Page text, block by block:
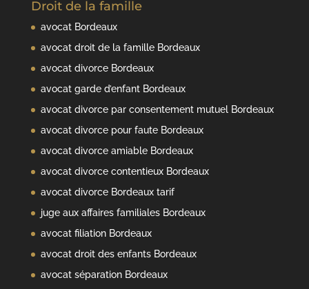
Droit de la famille
avocat Bordeaux
avocat droit de la famille Bordeaux
avocat divorce Bordeaux
avocat garde d’enfant Bordeaux
avocat divorce par consentement mutuel Bordeaux
avocat divorce pour faute Bordeaux
avocat divorce amiable Bordeaux
avocat divorce contentieux Bordeaux
avocat divorce Bordeaux tarif
juge aux affaires familiales Bordeaux
avocat filiation Bordeaux
avocat droit des enfants Bordeaux
avocat séparation Bordeaux